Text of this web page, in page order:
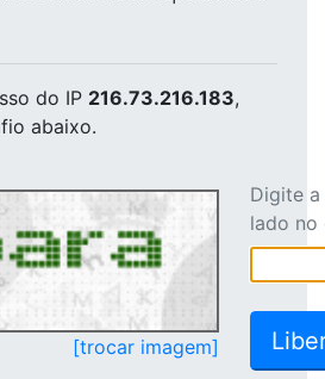
do IP 216.73.216.183,
abaixo.
[trocar imagem]
Digite
lado no